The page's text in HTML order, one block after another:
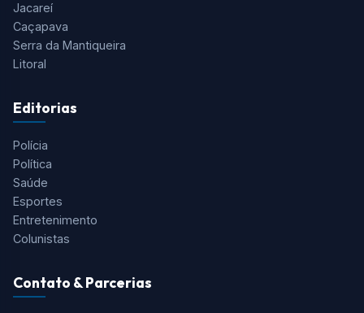
Jacareí
Caçapava
Serra da Mantiqueira
Litoral
Editorias
Polícia
Política
Saúde
Esportes
Entretenimento
Colunistas
Contato & Parcerias